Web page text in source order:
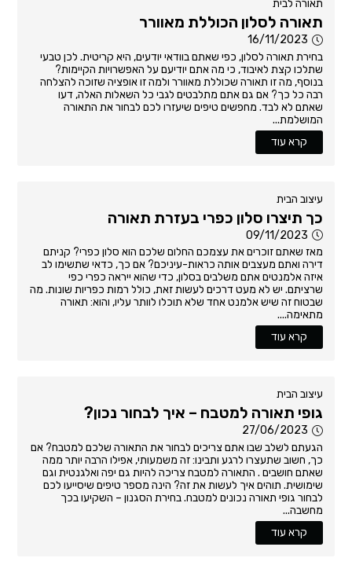
תאורה לבית
תאורה לסלון הכוללת מאוורר
16/11/2023
בחירת תאורה לסלון, כפי שאתם בוודאי יודעים, היא קריטית. לכן טבעי
שתלכו קצת לאיבוד, כי מה אתם יודיעם על האפשרויות הקיימות?
בנוסף, מה זו תאורה שכוללת מאוורר ולמה זו אופציה שזוכה להצלחה
רבה כל כך? אם גם אתם מתלבטים לגבי כל השאלות האלה, דעו
שאתם לא לבד. מחפשים טיפים שיעזרו לכם לבחור את התאורה
המושלמת...
קרא עוד
עיצוב הבית
כך תיצרו סלון כפרי בעזרת תאורה
09/11/2023
מאז שאתם זוכרים את עצמכם החלום שלכם הוא סלון כפרי? קניתם
דירה ואתם מעצבים אותה כראות-עיניכם? אם כך, כדאי שתשימו לב
איזה אלמנטים אתם משלבים בסלון, כדי שהוא ייראה כפרי כפי
שרציתם. יש לא מעט דרכים לעשות זאת, כולל רמות כפריות שונות. מה
שבטוח זה שיש אלמנט אחד שלא תוכלו לוותר עליו, והוא: תאורה
מתאימה....
קרא עוד
עיצוב הבית
גופי תאורה למטבח – איך לבחור נכון?
27/06/2023
הגעתם לשלב שבו אתם צריכים לבחור את התאורה שלכם למטבח? אם
כך, חשוב שתעצרו לרגע ותבינו: זה משמעותי, אפילו הרבה יותר ממה
שאתם חושבים . התאורה למטבח צריכה להיות גם יפה ואלגנטית וגם
שימושית. תוהים איך לעשות את זה? הינה מספר טיפים שיסייעו לכם
לבחור גופי תאורה נכונים למטבח. בחירת הסגנון – השקיעו בכך
מחשבה...
קרא עוד